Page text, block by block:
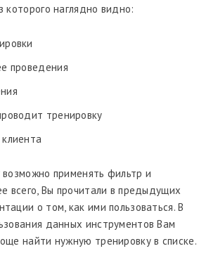
которого наглядно видно:
проведения
тренировку
применять фильтр и
всего, Вы прочитали в предыдущих
о том, как ими пользоваться. В
данных инструментов Вам
найти нужную тренировку в списке.